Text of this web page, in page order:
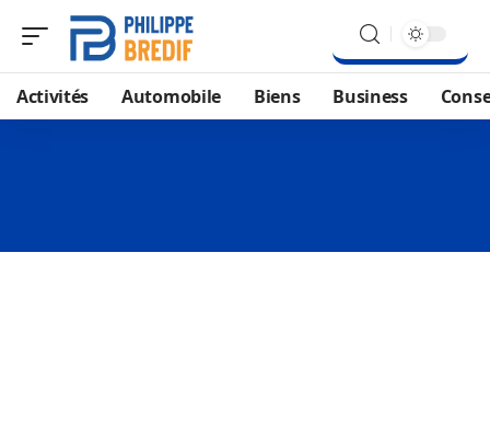
Activités Automobile Biens Business